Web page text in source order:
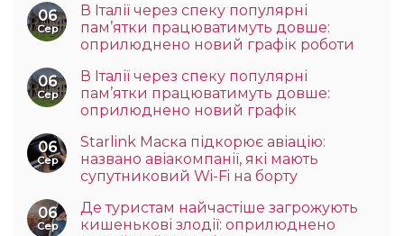
06
Сер
В Італії через спеку популярні
пам’ятки працюватимуть довше:
оприлюднено новий графік роботи
06
Сер
В Італії через спеку популярні
пам’ятки працюватимуть довше:
оприлюднено новий графік
06
Сер
Starlink Маска підкорює авіацію:
названо авіакомпанії, які мають
супутниковий Wi-Fi на борту
06
Сер
Де туристам найчастіше загрожують
кишенькові злодії: оприлюднено